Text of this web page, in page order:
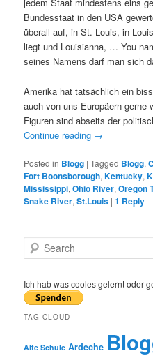
jedem Staat mindestens eins
Bundesstaat in den USA
überall auf, in St. Louis, in
liegt und Louisianna, … You
seines Namens darf man sich
Amerika hat tatsächlich ein
auch von uns Europäern gerne
Figuren sind abseits der
Continue reading →
Posted in Blogg |Tagged Blogg,
Fort Boonsborough,Kentucky,
Mississippi,Ohio River,Oregon
Snake River,St.Louis |1 Reply
e
r
c
Ich hab was cooles gelernt oder
TAG CLOUD
Alte Schule Ardeche